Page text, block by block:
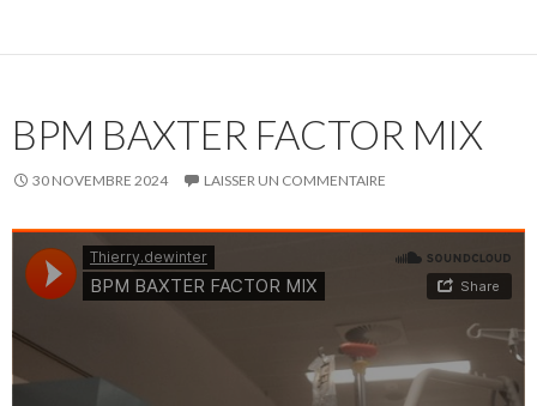
BPM BAXTER FACTOR MIX
30 NOVEMBRE 2024 LAISSER UN COMMENTAIRE